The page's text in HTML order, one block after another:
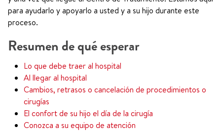
para ayudarlo y apoyarlo a usted y a su hijo durante este
proceso.
Resumen de qué esperar
Lo que debe traer al hospital
Al llegar al hospital
Cambios, retrasos o cancelación de procedimientos o
cirugías
El confort de su hijo el día de la cirugía
Conozca a su equipo de atención